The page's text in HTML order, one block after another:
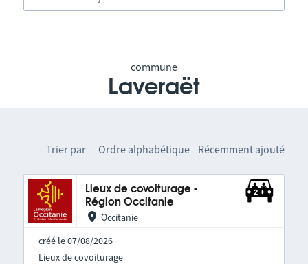
commune
Laveraët
Trier par Ordre alphabétique Récemment ajouté
Lieux de covoiturage -
Région Occitanie
Occitanie
créé le 07/08/2026
Lieux de covoiturage